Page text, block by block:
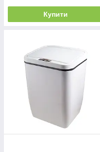
Купити